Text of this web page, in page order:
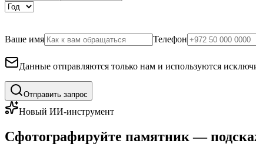
Ваше имя Телефон
Данные отправляются только нам и используются
Отправить запрос
Новый ИИ-инструмент
Сфотографируйте памятник —